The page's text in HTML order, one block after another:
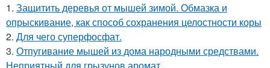
1. Защитить деревья от мышей зимой. Обмазка и
опрыскивание, как способ сохранения целостности коры
2. Для чего суперфосфат.
3. Отпугивание мышей из дома народными средствами.